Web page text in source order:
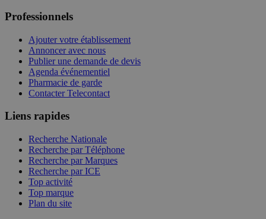
Professionnels
Ajouter votre établissement
Annoncer avec nous
Publier une demande de devis
Agenda événementiel
Pharmacie de garde
Contacter Telecontact
Liens rapides
Recherche Nationale
Recherche par Téléphone
Recherche par Marques
Recherche par ICE
Top activité
Top marque
Plan du site